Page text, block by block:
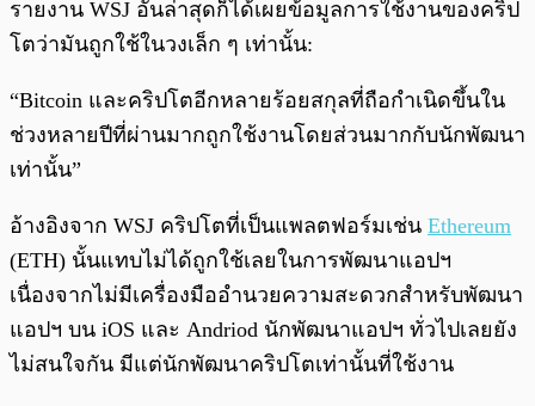
รายงาน WSJ อันล่าสุดก็ได้เผยข้อมูลการใช้งานของคริป
โตว่ามันถูกใช้ในวงเล็ก ๆ เท่านั้น:
“Bitcoin และคริปโตอีกหลายร้อยสกุลที่ถือกำเนิดขึ้นใน
ช่วงหลายปีที่ผ่านมากถูกใช้งานโดยส่วนมากกับนักพัฒนา
เท่านั้น”
อ้างอิงจาก WSJ คริปโตที่เป็นแพลตฟอร์มเช่น Ethereum
(ETH) นั้นแทบไม่ได้ถูกใช้เลยในการพัฒนาแอปฯ
เนื่องจากไม่มีเครื่องมืออำนวยความสะดวกสำหรับพัฒนา
แอปฯ บน iOS และ Andriod นักพัฒนาแอปฯ ทั่วไปเลยยัง
ไม่สนใจกัน มีแต่นักพัฒนาคริปโตเท่านั้นที่ใช้งาน